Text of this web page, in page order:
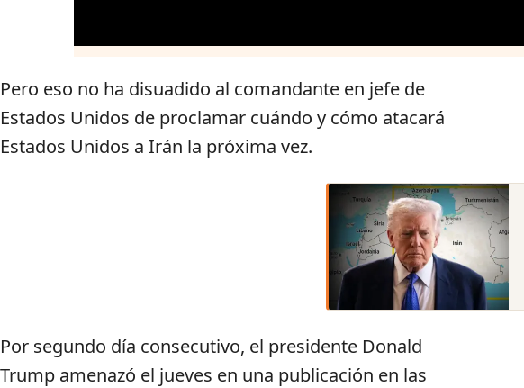
Pero eso no ha disuadido al comandante en jefe de
Estados Unidos de proclamar cuándo y cómo atacará
Estados Unidos a Irán la próxima vez.
Por segundo día consecutivo, el presidente Donald
Trump amenazó el jueves en una publicación en las